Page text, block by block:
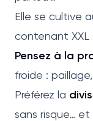
Elle se cultive
contenant
Pensez à la
froide :
Préférez la
sans risque…